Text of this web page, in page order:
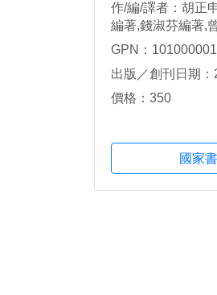
作/編/譯者：胡正
編著,錢淑芬編著,
GPN：
出版／創刊日期：
價格：350
國家